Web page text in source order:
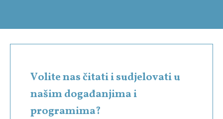
Volite nas čitati i sudjelovati u
našim događanjima i
programima?